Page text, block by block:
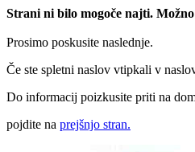
Strani ni bilo mogoče najti.
Prosimo poskusite naslednje.
Če ste spletni naslov vtipkali v
Do informacij poizkusite priti na
pojdite na prejšnjo stran.